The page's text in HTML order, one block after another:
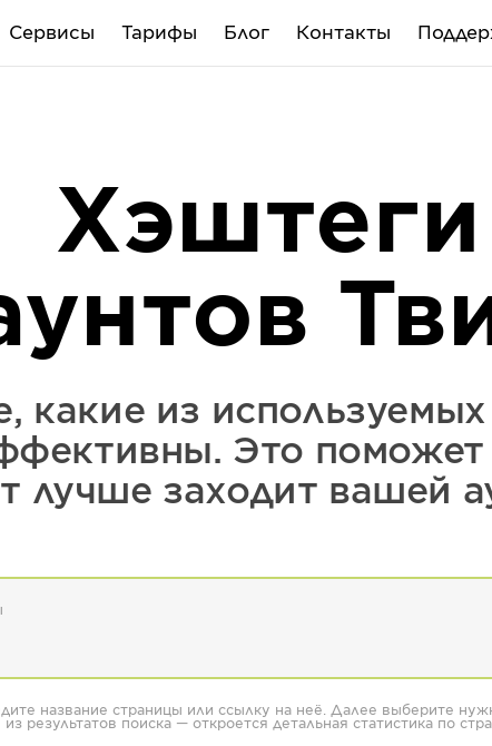
Сервисы Тарифы Блог Контакты
Хэштеги
какие из
Это поможет
лучше заходит вашей
название страницы или ссылку на неё. Далее выберите
из результатов поиска — откроется детальная статистика по